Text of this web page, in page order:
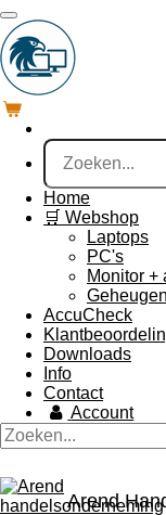
Ga
direct
naar
de
hoofdinhoud
Home
🛒 Webshop
Laptops
PC's
Monitor +
AccuCheck
Downloads
Info
Contact
Account
Arend